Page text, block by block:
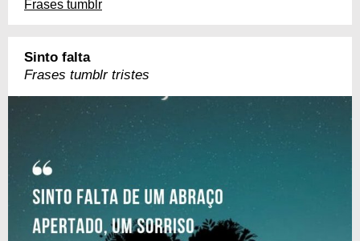
Frases tumblr
Sinto falta
Frases tumblr tristes